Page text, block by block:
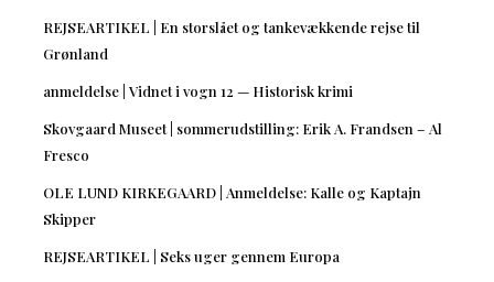
REJSEARTIKEL | En storslået og tankevækkende rejse til
Grønland
anmeldelse | Vidnet i vogn 12 — Historisk krimi
Skovgaard Museet | sommerudstilling: Erik A. Frandsen – Al
Fresco
OLE LUND KIRKEGAARD | Anmeldelse: Kalle og Kaptajn
Skipper
REJSEARTIKEL | Seks uger gennem Europa